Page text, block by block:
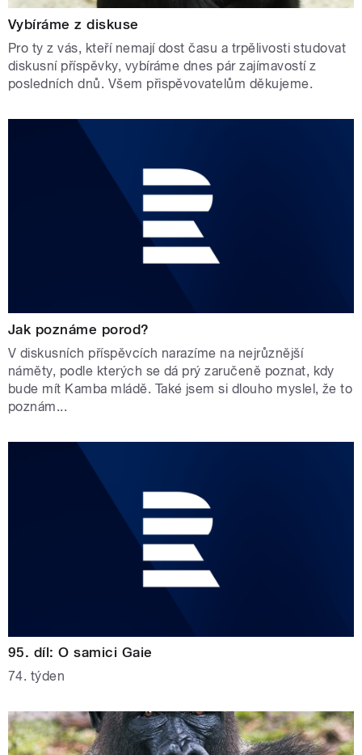
Vybíráme z diskuse
Pro ty z vás, kteří nemají dost času a trpělivosti studovat
diskusní příspěvky, vybíráme dnes pár zajímavostí z
posledních dnů. Všem přispěvovatelům děkujeme.
Jak poznáme porod?
V diskusních příspěvcích narazíme na nejrůznější
náměty, podle kterých se dá prý zaručeně poznat, kdy
bude mít Kamba mládě. Také jsem si dlouho myslel, že to
poznám...
95. díl: O samici Gaie
74. týden